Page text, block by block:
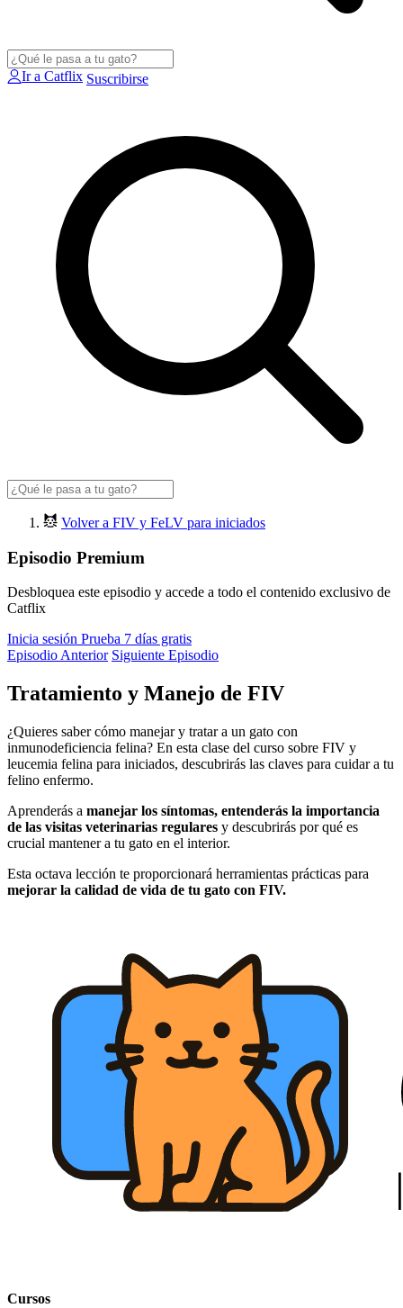
Ir a Catflix Suscribirse
Volver a FIV y FeLV para iniciados
Episodio Premium
Desbloquea este episodio y accede a todo el contenido exclusivo de
Catflix
Inicia sesión Prueba 7 días gratis
Episodio Anterior Siguiente Episodio
Tratamiento y Manejo de FIV
¿Quieres saber cómo manejar y tratar a un gato con
inmunodeficiencia felina? En esta clase del curso sobre FIV y
leucemia felina para iniciados, descubrirás las claves para cuidar a tu
felino enfermo.
Aprenderás a manejar los síntomas, entenderás la importancia
de las visitas veterinarias regulares y descubrirás por qué es
crucial mantener a tu gato en el interior.
Esta octava lección te proporcionará herramientas prácticas para
mejorar la calidad de vida de tu gato con FIV.
Cursos